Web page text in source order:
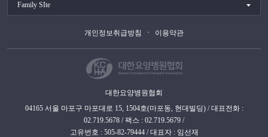
Family SIte
개인정보취급방침 이용약관
대한요양병원협회
04165 서울 마포구 마포대로 15, 1504호(마포동, 현대빌딩) / 대표전화 :
02.719.5678 / 팩스 : 02.719.5679 /
고유번호 : 505-82-79444 / 대표자 : 임선재